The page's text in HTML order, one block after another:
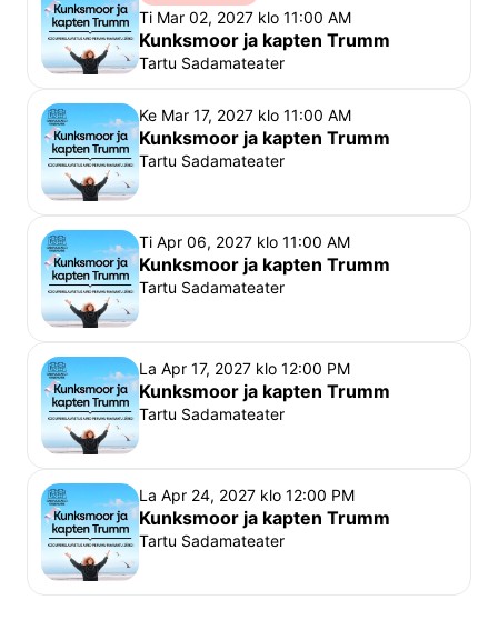
Ti Mar 02, 2027 klo 11:00 AM
Kunksmoor ja kapten Trumm
Tartu Sadamateater
Ke Mar 17, 2027 klo 11:00 AM
Kunksmoor ja kapten Trumm
Tartu Sadamateater
Ti Apr 06, 2027 klo 11:00 AM
Kunksmoor ja kapten Trumm
Tartu Sadamateater
La Apr 17, 2027 klo 12:00 PM
Kunksmoor ja kapten Trumm
Tartu Sadamateater
La Apr 24, 2027 klo 12:00 PM
Kunksmoor ja kapten Trumm
Tartu Sadamateater